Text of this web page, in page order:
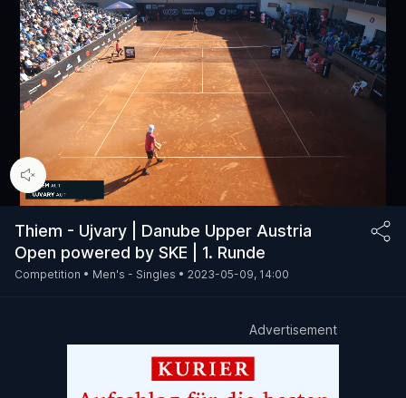
00:15 / 81:42
Thiem - Ujvary | Danube Upper Austria
Open powered by SKE | 1. Runde
Competition • Men's - Singles • 2023-05-09, 14:00